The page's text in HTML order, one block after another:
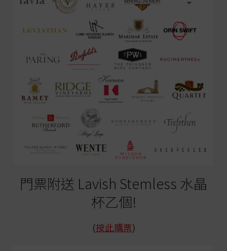
門票附送 Lavish Stemless 水晶
杯乙個!
(按此購票)